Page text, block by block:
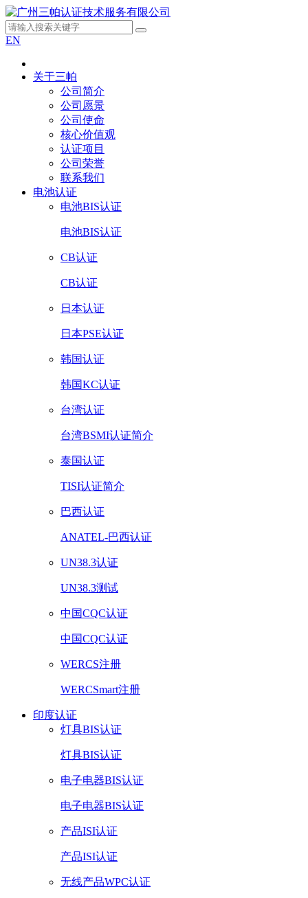
EN
关于三帕
公司简介
公司愿景
公司使命
核心价值观
认证项目
公司荣誉
联系我们
电池认证
电池BIS认证
电池BIS认证
CB认证
CB认证
日本认证
日本PSE认证
韩国认证
韩国KC认证
台湾认证
台湾BSMI认证简介
泰国认证
TISI认证简介
巴西认证
ANATEL-巴西认证
UN38.3认证
UN38.3测试
中国CQC认证
中国CQC认证
WERCS注册
WERCSmart注册
印度认证
灯具BIS认证
灯具BIS认证
电子电器BIS认证
电子电器BIS认证
产品ISI认证
产品ISI认证
无线产品WPC认证